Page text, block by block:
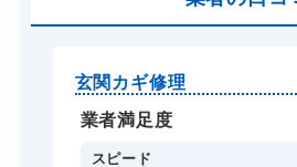
ロッカーカギ開け
ドアノブカギ開け
ドアノブカギ交換
玄関カギ修理
業者満足度
スピード